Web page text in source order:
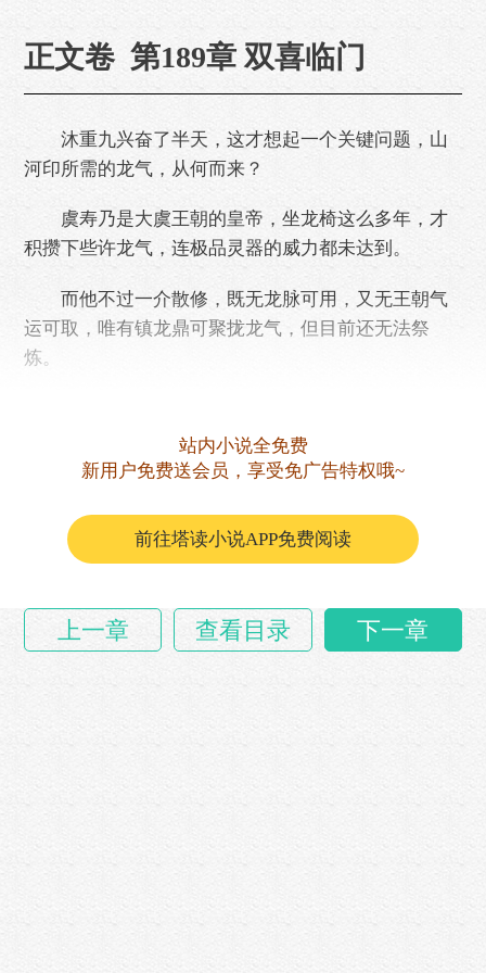
正文卷 第189章 双喜临门
沐重九兴奋了半天，这才想起一个关键问题，山
河印所需的龙气，从何而来？
虞寿乃是大虞王朝的皇帝，坐龙椅这么多年，才
积攒下些许龙气，连极品灵器的威力都未达到。
而他不过一介散修，既无龙脉可用，又无王朝气
运可取，唯有镇龙鼎可聚拢龙气，但目前还无法祭
炼。
步炼入丹田，已是天大机缘，岂能得陇望蜀？龙气之
事，且……
站内小说全免费
新用户免费送会员，享受免广告特权哦~
前往塔读小说APP免费阅读
上一章 查看目录 下一章